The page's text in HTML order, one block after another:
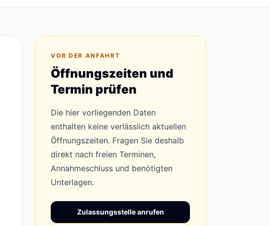
VOR DER ANFAHRT
Öffnungszeiten und
Termin prüfen
Die hier vorliegenden Daten
enthalten keine verlässlich aktuellen
Öffnungszeiten. Fragen Sie deshalb
direkt nach freien Terminen,
Annahmeschluss und benötigten
Unterlagen.
Zulassungsstelle anrufen